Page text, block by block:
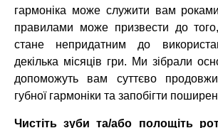
гармоніка може служити вам
правилами може призвести до
стане непридатним до
декілька місяців гри. Ми зібрали
допоможуть вам суттєво
губної гармоніки та запобігти
Чистіть зуби та/або полощіть